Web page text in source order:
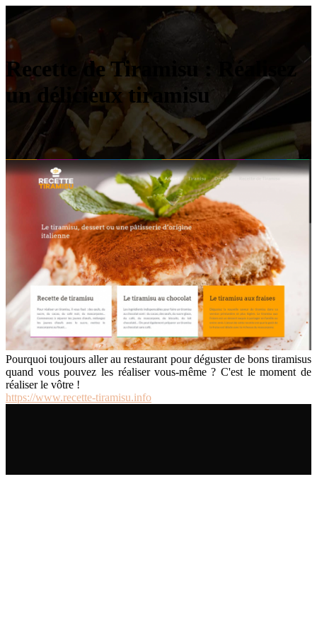
Recette de Tiramisu : Réalisez
un délicieux tiramisu
Pourquoi toujours aller au restaurant pour déguster de bons tiramisus
quand vous pouvez les réaliser vous-même ? C'est le moment de
réaliser le vôtre !
https://www.recette-tiramisu.info